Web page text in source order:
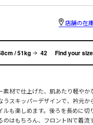
店舗の在
/ 51kg 42 Find your size
材で仕上げた、肌あたり軽やか
うスキッパーデザインで、衿元か
ルも楽しめます。後ろを長めに切
のはもちろん、フロントINで着流